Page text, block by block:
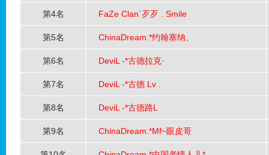
第17名： [10
第18名： [10
第19名： [
第20名： [
第4名 FaZe Clan`歹歹 . Smile
第5名 ChinaDream.*约翰塞纳、
第6名 DeviL -*古德拉克·ゝ
第7名 DeviL -*古德 Lv .
第8名 DeviL -*古德路L
第9名 ChinaDream.*Mf~眼皮哥